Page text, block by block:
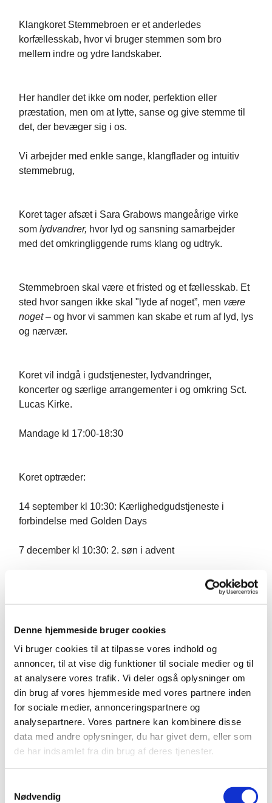
Denne hjemmeside bruger cookies
Vi bruger cookies til at tilpasse vores indhold og
annoncer, til at vise dig funktioner til sociale medier og til
at analysere vores trafik. Vi deler også oplysninger om
din brug af vores hjemmeside med vores partnere inden
for sociale medier, annonceringspartnere og
analysepartnere. Vores partnere kan kombinere disse
data med andre oplysninger, du har givet dem, eller som
de har indsamlet fra din brug af deres tjenester.
Nødvendig
Klangkoret Stemmebroen er et anderledes
korfællesskab, hvor vi bruger stemmen som bro
mellem indre og ydre landskaber.
Her handler det ikke om noder, perfektion eller
præstation, men om at lytte, sanse og give stemme til
det, der bevæger sig i os.
Vi arbejder med enkle sange, klangflader og intuitiv
stemmebrug,
Koret tager afsæt i Sara Grabows mangeårige virke
som lydvandrer, hvor lyd og sansning samarbejder
med det omkringliggende rums klang og udtryk.
Stemmebroen skal være et fristed og et fællesskab. Et
sted hvor sangen ikke skal "lyde af noget”, men være
noget – og hvor vi sammen kan skabe et rum af lyd, lys
og nærvær.
Koret vil indgå i gudstjenester, lydvandringer,
koncerter og særlige arrangementer i og omkring Sct.
Lucas Kirke.
Mandage kl 17:00-18:30
Koret optræder:
14 september kl 10:30: Kærlighedgudstjeneste i
forbindelse med Golden Days
7 december kl 10:30: 2. søn i advent